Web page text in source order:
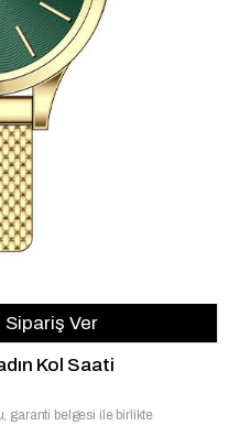
Ver
Kol Saati
garanti belgesi ile birlikte